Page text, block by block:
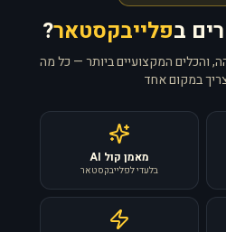
בפלייבקסטאר?
והכלים המקצועיים ביותר — כל מה
במקום אחד
מאמן קול AI
בלעדי לפלייבקסטאר